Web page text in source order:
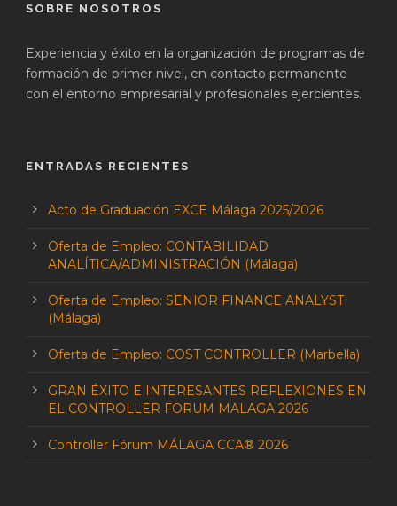
SOBRE NOSOTROS
Experiencia y éxito en la organización de programas de
formación de primer nivel, en contacto permanente
con el entorno empresarial y profesionales ejercientes.
ENTRADAS RECIENTES
Acto de Graduación EXCE Málaga 2025/2026
Oferta de Empleo: CONTABILIDAD
ANALÍTICA/ADMINISTRACIÓN (Málaga)
Oferta de Empleo: SENIOR FINANCE ANALYST
(Málaga)
Oferta de Empleo: COST CONTROLLER (Marbella)
GRAN ÉXITO E INTERESANTES REFLEXIONES EN
EL CONTROLLER FORUM MALAGA 2026
Controller Fórum MÁLAGA CCA® 2026